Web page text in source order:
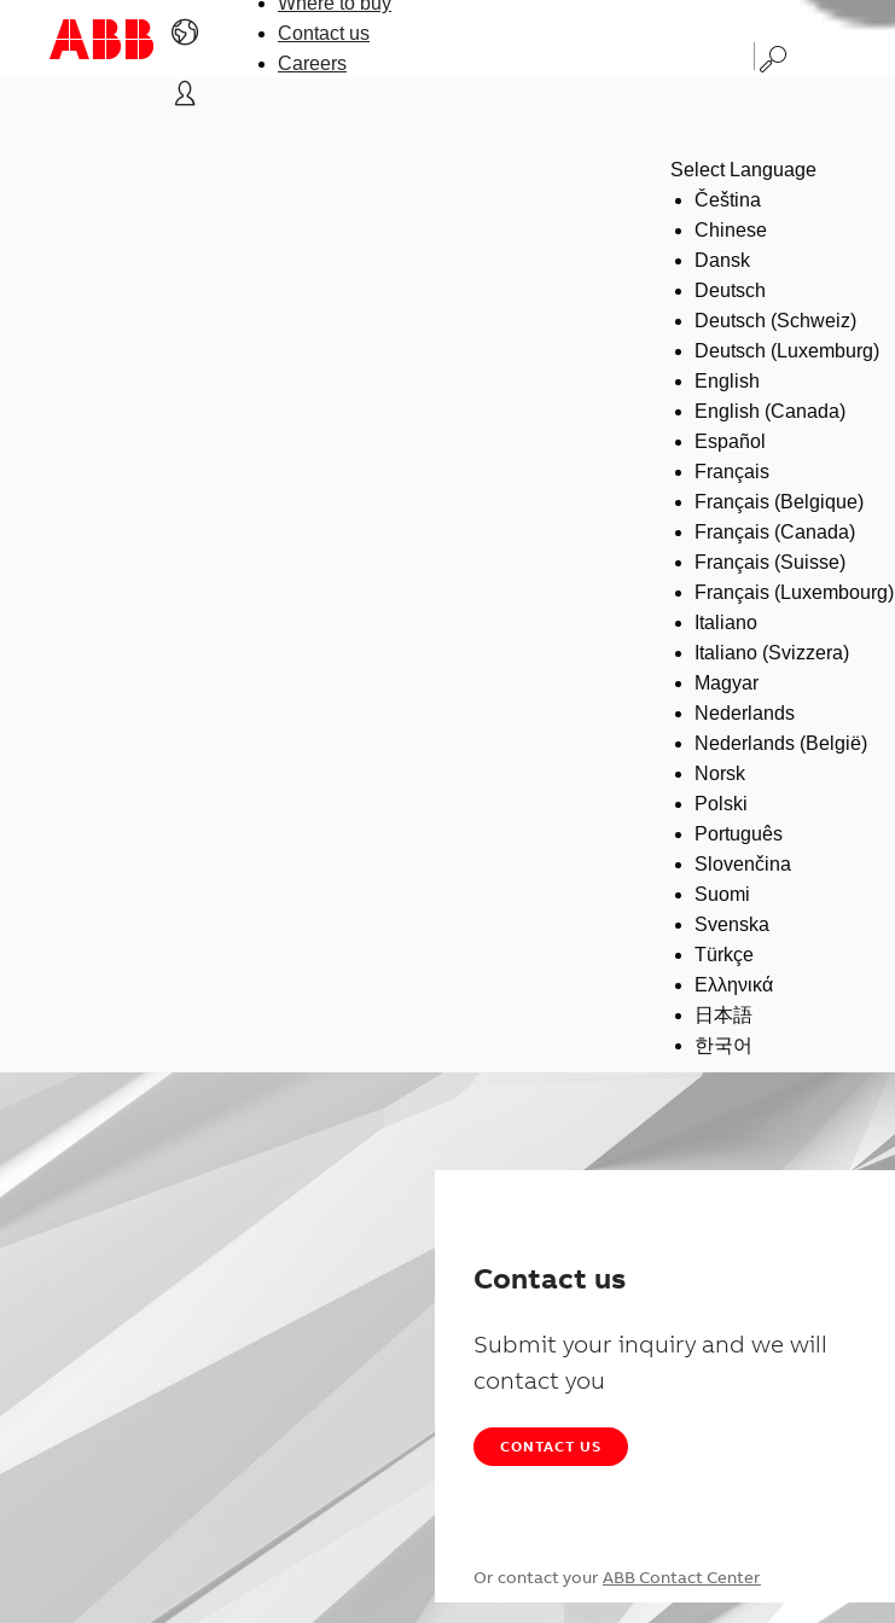
Contact us
Careers
Select Language
Čeština
Chinese
Dansk
Deutsch
Deutsch (Schweiz)
Deutsch (Luxemburg)
English
English (Canada)
Español
Français
Français (Belgique)
Français (Canada)
Français (Suisse)
Français (Luxembourg)
Italiano
Italiano (Svizzera)
Magyar
Nederlands
Nederlands (België)
Norsk
Polski
Português
Slovenčina
Suomi
Svenska
Türkçe
Ελληνικά
日本語
한국어
Contact us
Submit your inquiry and we will
contact you
CONTACT US
Or contact your ABB Contact Center